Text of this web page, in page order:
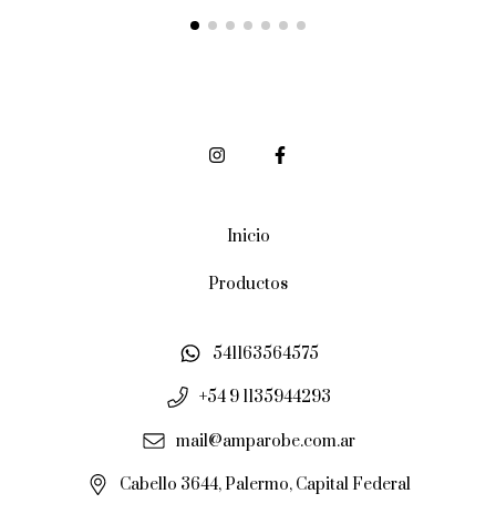
Inicio
Productos
541163564575
+54 9 1135944293
mail@amparobe.com.ar
Cabello 3644, Palermo, Capital Federal